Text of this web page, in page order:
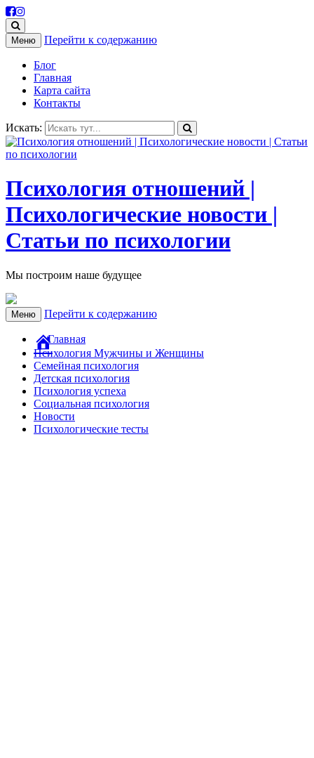
Меню Перейти к содержанию
Блог
Главная
Карта сайта
Контакты
Искать:
Психология отношений |
Психологические новости |
Статьи по психологии
Мы построим наше будущее
Меню Перейти к содержанию
Главная
Психология Мужчины и Женщины
Семейная психология
Детская психология
Психология успеха
Социальная психология
Новости
Психологические тесты